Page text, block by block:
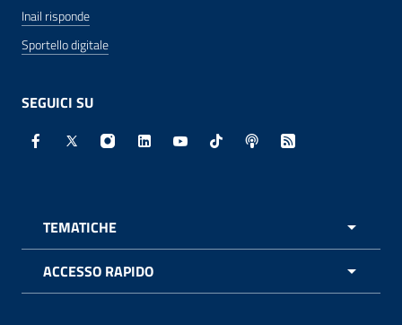
Inail risponde
Sportello digitale
SEGUICI SU
Facebook - Sito esterno - Apertura in nuova finestra
X - Sito esterno - Apertura in nuova finestra
Instagram - Sito esterno - Apertura in
Linkedin - Sito esterno - Apertura in
Youtube - Sito esterno -
TikTok - Sito esterno -
Spreaker - Sito
Feed RSS -
TEMATICHE
ACCESSO RAPIDO